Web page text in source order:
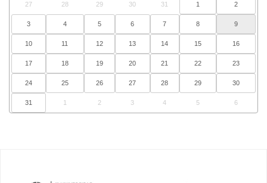
27 28 29 30 31 1 2
3 4 5 6 7 8 9
10 11 12 13 14 15 16
17 18 19 20 21 22 23
24 25 26 27 28 29 30
31 1 2 3 4 5 6